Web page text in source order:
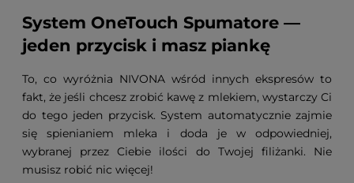
System OneTouch Spumatore —
jeden przycisk i masz piankę
To, co wyróżnia NIVONA wśród innych ekspresów to
fakt, że jeśli chcesz zrobić kawę z mlekiem, wystarczy Ci
do tego jeden przycisk. System automatycznie zajmie
się spienianiem mleka i doda je w odpowiedniej,
wybranej przez Ciebie ilości do Twojej filiżanki. Nie
musisz robić nic więcej!